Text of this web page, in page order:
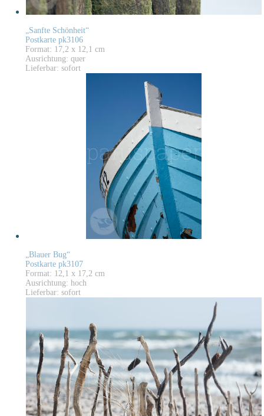
„Sanfte Schönheit“
Postkarte pk3106
Format: 17,2 x 12,1 cm
Ausrichtung: quer
Lieferbar: sofort
„Blauer Bug“
Postkarte pk3107
Format: 12,1 x 17,2 cm
Ausrichtung: hoch
Lieferbar: sofort